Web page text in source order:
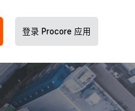
登录 Procore 应用